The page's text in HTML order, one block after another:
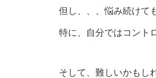
但し、、、悩み続けて
特に、自分ではコント
そして、難しいかもし